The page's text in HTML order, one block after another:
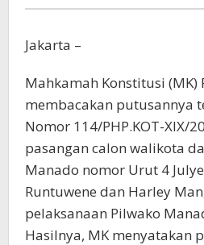
Jakarta –
Mahkamah Konstitusi (MK)
membacakan putusannya
Nomor 114/PHP.KOT-XIX/
pasangan calon walikota
Manado nomor Urut 4
Runtuwene dan Harley
pelaksanaan Pilwako
Hasilnya, MK menyatakan